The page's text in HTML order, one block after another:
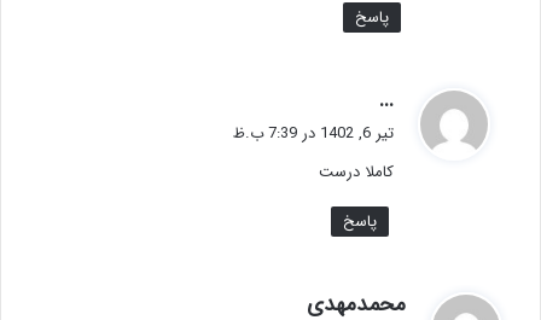
پاسخ
...
ت
:
تیر 6, 1402 در 7:39 ب.ظ
کاملا درست
پاسخ
محمدمهدی